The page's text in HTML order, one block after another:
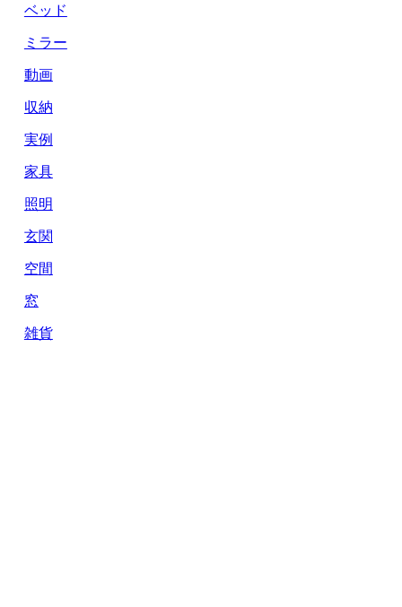
ベッド
ミラー
動画
収納
実例
家具
照明
玄関
空間
窓
雑貨